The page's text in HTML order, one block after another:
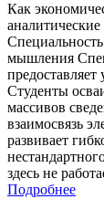
Как
мышления
Студенты
массивов
взаимосвязь
развивает
здесь не
Подробнее